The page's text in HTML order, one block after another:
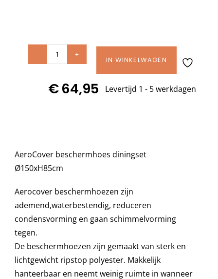
Ligbedden
Beschermhoezen
Verlichting
Onderhoud
Accessoires en Kado
AeroCover
diningset
7911
aantal
IN WINKELWAGEN
€64,95 Levertijd 1 - 5 werkdagen
AeroCover beschermhoes diningset
Ø150xH85cm
Aerocover beschermhoezen zijn
ademend,waterbestendig, reduceren
condensvorming en gaan schimmelvorming
tegen.
De beschermhoezen zijn gemaakt van sterk en
lichtgewicht ripstop polyester. Makkelijk
hanteerbaar en neemt weinig ruimte in wanneer